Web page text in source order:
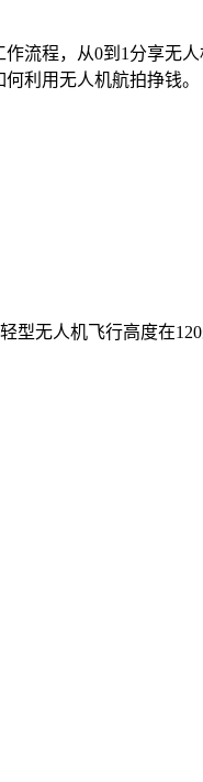
流程，从0到1分享无
利用无人机航拍挣钱
型无人机飞行高度在